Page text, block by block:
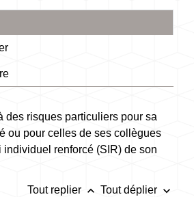
des risques particuliers pour sa
ou pour celles de ses collègues
individuel renforcé (SIR) de son
Tout replier keyboard_arrow_up Tout déplier keyboard_arrow_down